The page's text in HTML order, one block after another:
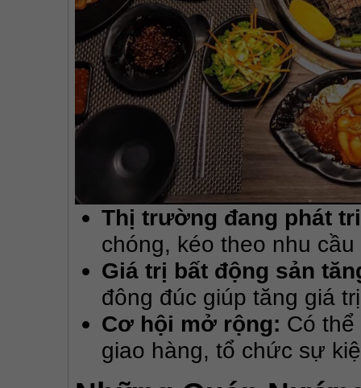
Thị trường đang phát
chóng, kéo theo nhu
Giá trị bất động sản
đông đúc giúp tăng giá
Cơ hội mở rộng: Có
giao hàng, tổ chức sự